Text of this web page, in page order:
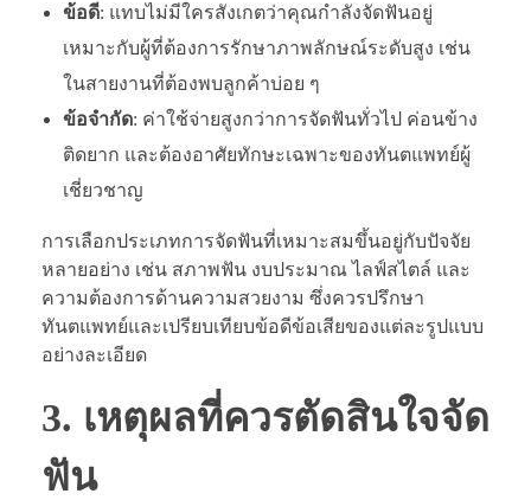
ข้อดี: แทบไม่มีใครสังเกตว่าคุณกำลังจัดฟันอยู่
เหมาะกับผู้ที่ต้องการรักษาภาพลักษณ์ระดับสูง เช่น
ในสายงานที่ต้องพบลูกค้าบ่อย ๆ
ข้อจำกัด: ค่าใช้จ่ายสูงกว่าการจัดฟันทั่วไป ค่อนข้าง
ติดยาก และต้องอาศัยทักษะเฉพาะของทันตแพทย์ผู้
เชี่ยวชาญ
การเลือกประเภทการจัดฟันที่เหมาะสมขึ้นอยู่กับปัจจัย
หลายอย่าง เช่น สภาพฟัน งบประมาณ ไลฟ์สไตล์ และ
ความต้องการด้านความสวยงาม ซึ่งควรปรึกษา
ทันตแพทย์และเปรียบเทียบข้อดีข้อเสียของแต่ละรูปแบบ
อย่างละเอียด
3. เหตุผลที่ควรตัดสินใจจัด
ฟัน